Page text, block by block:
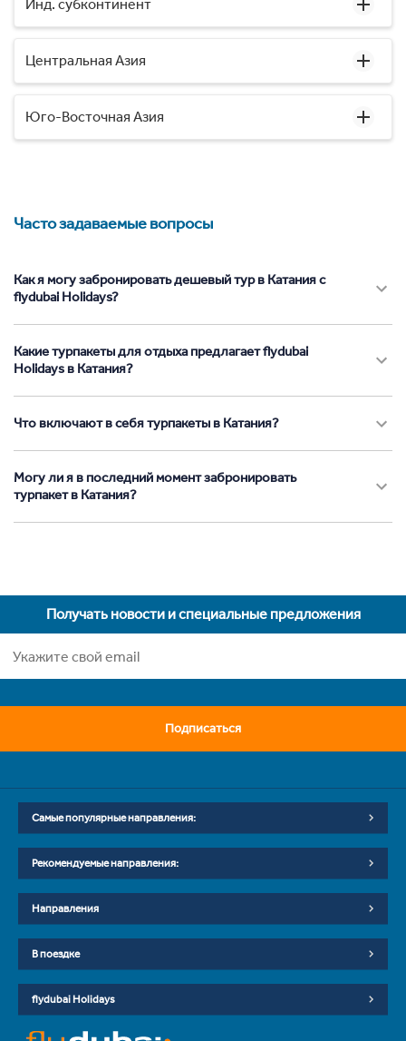
Инд. субконтинент
Центральная Азия
Юго-Восточная Азия
Часто задаваемые вопросы
Как я могу забронировать дешевый тур в Катания с
flydubai Holidays?
Какие турпакеты для отдыха предлагает flydubai
Holidays в Катания?
Что включают в себя турпакеты в Катания?
Могу ли я в последний момент забронировать
турпакет в Катания?
Получать новости и специальные предложения
Подписаться
Самые популярные направления:
Рекомендуемые направления:
Направления
В поездке
flydubai Holidays